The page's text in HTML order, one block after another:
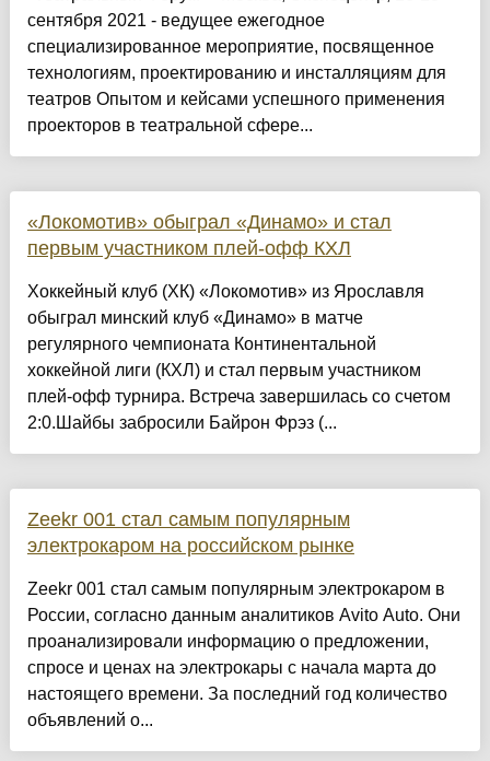
сентября 2021 - ведущее ежегодное
специализированное мероприятие, посвященное
технологиям, проектированию и инсталляциям для
театров Опытом и кейсами успешного применения
проекторов в театральной сфере...
«Локомотив» обыграл «Динамо» и стал
первым участником плей-офф КХЛ
Хоккейный клуб (ХК) «Локомотив» из Ярославля
обыграл минский клуб «Динамо» в матче
регулярного чемпионата Континентальной
хоккейной лиги (КХЛ) и стал первым участником
плей-офф турнира. Встреча завершилась со счетом
2:0.Шайбы забросили Байрон Фрэз (...
Zeekr 001 стал самым популярным
электрокаром на российском рынке
Zeekr 001 стал самым популярным электрокаром в
России, согласно данным аналитиков Avito Auto. Они
проанализировали информацию о предложении,
спросе и ценах на электрокары с начала марта до
настоящего времени. За последний год количество
объявлений о...